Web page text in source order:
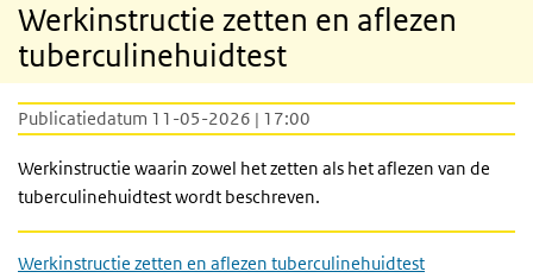
Werkinstructie zetten en aflezen
tuberculinehuidtest
Publicatiedatum 11-05-2026 | 17:00
Werkinstructie waarin zowel het zetten als het aflezen van de
tuberculinehuidtest wordt beschreven.
Werkinstructie zetten en aflezen tuberculinehuidtest